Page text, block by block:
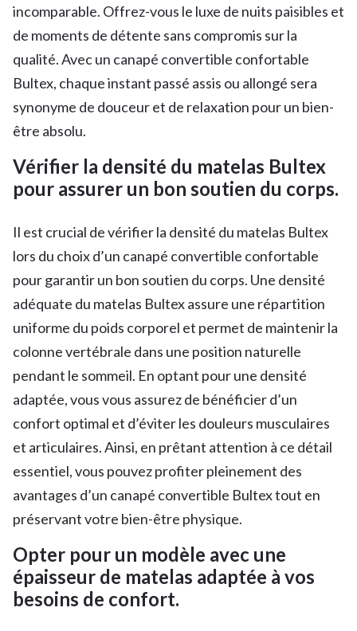
incomparable. Offrez-vous le luxe de nuits paisibles et
de moments de détente sans compromis sur la
qualité. Avec un canapé convertible confortable
Bultex, chaque instant passé assis ou allongé sera
synonyme de douceur et de relaxation pour un bien-
être absolu.
Vérifier la densité du matelas Bultex
pour assurer un bon soutien du corps.
Il est crucial de vérifier la densité du matelas Bultex
lors du choix d’un canapé convertible confortable
pour garantir un bon soutien du corps. Une densité
adéquate du matelas Bultex assure une répartition
uniforme du poids corporel et permet de maintenir la
colonne vertébrale dans une position naturelle
pendant le sommeil. En optant pour une densité
adaptée, vous vous assurez de bénéficier d’un
confort optimal et d’éviter les douleurs musculaires
et articulaires. Ainsi, en prêtant attention à ce détail
essentiel, vous pouvez profiter pleinement des
avantages d’un canapé convertible Bultex tout en
préservant votre bien-être physique.
Opter pour un modèle avec une
épaisseur de matelas adaptée à vos
besoins de confort.